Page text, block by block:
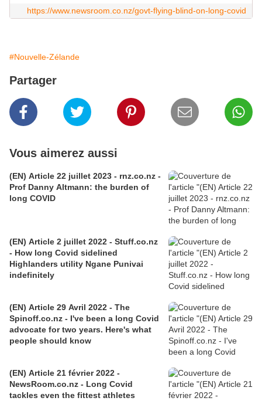
https://www.newsroom.co.nz/govt-flying-blind-on-long-covid
#Nouvelle-Zélande
Partager
Vous aimerez aussi
(EN) Article 22 juillet 2023 - rnz.co.nz -
Prof Danny Altmann: the burden of
long COVID
(EN) Article 2 juillet 2022 - Stuff.co.nz
- How long Covid sidelined
Highlanders utility Ngane Punivai
indefinitely
(EN) Article 29 Avril 2022 - The
Spinoff.co.nz - I've been a long Covid
advocate for two years. Here's what
people should know
(EN) Article 21 février 2022 -
NewsRoom.co.nz - Long Covid
tackles even the fittest athletes